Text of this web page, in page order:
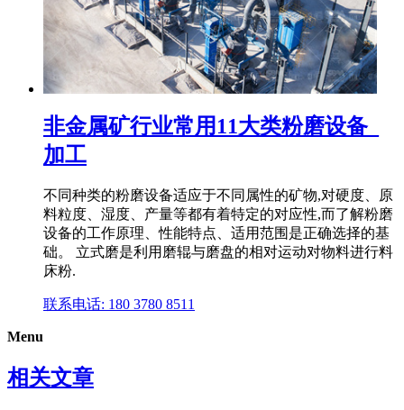
非金属矿行业常用11大类粉磨设备_
加工
不同种类的粉磨设备适应于不同属性的矿物,对硬度、原
料粒度、湿度、产量等都有着特定的对应性,而了解粉磨
设备的工作原理、性能特点、适用范围是正确选择的基
础。 立式磨是利用磨辊与磨盘的相对运动对物料进行料
床粉.
联系电话: 180 3780 8511
Menu
相关文章